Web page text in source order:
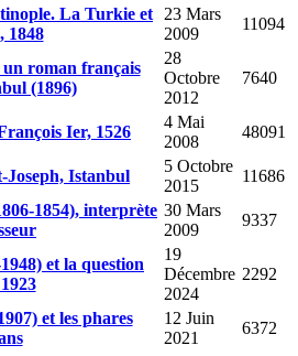
La Turkie et
1848
23 Mars
2009
11094
un roman français
(1896)
28
Octobre
2012
7640
Ier, 1526
4 Mai
2008
48091
Joseph, Istanbul
5 Octobre
2015
11686
1854), interprète 30 Mars
2009
9337
et la question
19
Décembre
2024
2292
et les phares
12 Juin
2021
6372